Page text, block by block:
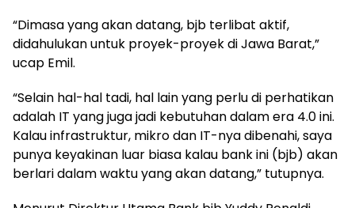
“Dimasa yang akan datang, bjb terlibat aktif,
didahulukan untuk proyek-proyek di Jawa Barat,”
ucap Emil.
“Selain hal-hal tadi, hal lain yang perlu di perhatikan
adalah IT yang juga jadi kebutuhan dalam era 4.0 ini.
Kalau infrastruktur, mikro dan IT-nya dibenahi, saya
punya keyakinan luar biasa kalau bank ini (bjb) akan
berlari dalam waktu yang akan datang,” tutupnya.